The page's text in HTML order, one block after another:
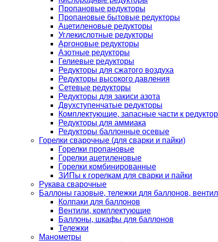
Пропановые редукторы
Пропановые бытовые редукторы
Ацетиленовые редукторы
Углекислотные редукторы
Аргоновые редукторы
Азотные редукторы
Гелиевые редукторы
Редукторы для сжатого воздуха
Редукторы высокого давления
Сетевые редукторы
Редукторы для закиси азота
Двухступенчатые редукторы
Комплектующие, запасные части к
Редукторы для аммиака
Редукторы баллонные осевые
Горелки сварочные (для сварки и пайки)
Горелки пропановые
Горелки ацетиленовые
Горелки комбинированные
ЗИПы к горелкам для сварки и пайки
Рукава сварочные
Баллоны газовые, тележки для баллонов,
Колпаки для баллонов
Вентили, комплектующие
Баллоны, шкафы для баллонов
Тележки
Манометры